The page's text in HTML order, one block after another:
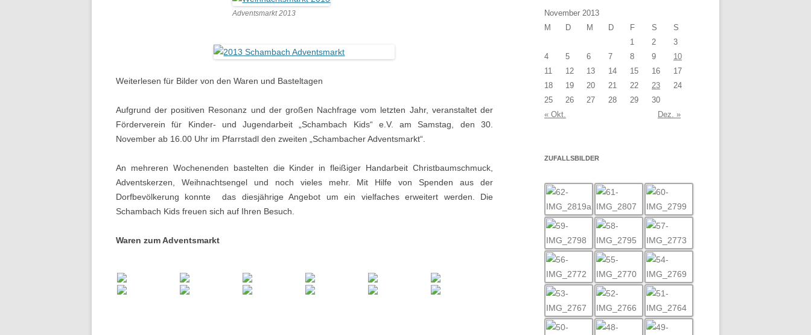
Adventsmarkt 2013
Weiterlesen für Bilder von den Waren und Basteltagen
Aufgrund der positiven Resonanz und der großen Nachfrage vom letzten Jahr, veranstaltet der
Förderverein für Kinder- und Jugendarbeit „Schambach Kids“ e.V. am Samstag, den 30.
November ab 16.00 Uhr im Pfarrstadl den zweiten „Schambacher Adventsmarkt“.
An mehreren Wochenenden bastelten die Kinder in fleißiger Handarbeit Christbaumschmuck,
Adventskerzen, Weihnachtsengel und noch vieles mehr. Mit Hilfe von Spenden aus der
Dorfbevölkerung konnte das diesjährige Angebot um ein vielfaches erweitert werden. Die
Schambach Kids freuen sich auf Ihren Besuch.
Waren zum Adventsmarkt
November 2013
M
D M D F S
S
1
2
3
4
5 6 7 8 9
10
11
12 13 14 15 16
17
18
19 20 21 22 23
24
25
26 27 28 29
30
« Okt.
Dez. »
ZUFALLSBILDER